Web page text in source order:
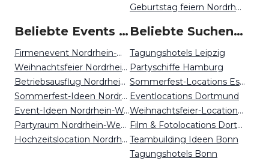
Geburtstag feiern Nordrhein-Westfalen
Beliebte Events in Nordrhein-Westfalen
Firmenevent Nordrhein-Westfalen
Weihnachtsfeier Nordrhein-Westfalen
Betriebsausflug Nordrhein-Westfalen
Sommerfest-Ideen Nordrhein-Westfalen
Event-Ideen Nordrhein-Westfalen
Partyraum Nordrhein-Westfalen
Hochzeitslocation Nordrhein-Westfalen
Beliebte Suchen auf Event Inc
Tagungshotels Leipzig
Partyschiffe Hamburg
Sommerfest-Locations Essen
Eventlocations Dortmund
Weihnachtsfeier-Locations Düsseldorf
Film & Fotolocations Dortmund
Teambuilding Ideen Bonn
Tagungshotels Bonn